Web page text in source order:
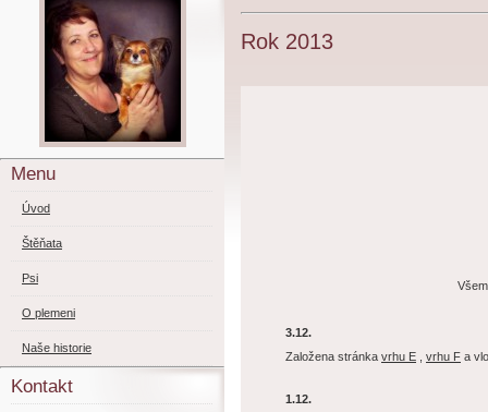
Rok 2013
3.12.
Založena stránka vrhu E vrhu F a
1.12.
Menu
Úvod
Štěňata
Psi
O plemeni
Naše historie
Kontakt